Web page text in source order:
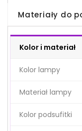
Materiały do
Kolor i materiał
Kolor lampy
Materiał lampy
Kolor podsufitki